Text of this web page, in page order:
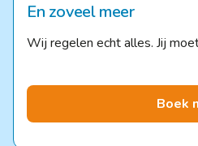
En zoveel meer
Wij regelen echt alles. Jij
Boek